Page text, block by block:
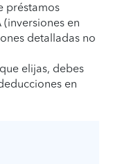
préstamos
en
detalladas no
elijas, debes
en